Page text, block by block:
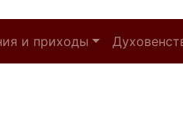
и приходы